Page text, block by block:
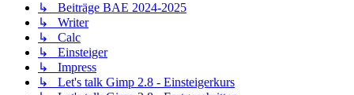
↳ Beiträge BAE 2024-2025
↳ Writer
↳ Calc
↳ Einsteiger
↳ Impress
↳ Let's talk Gimp 2.8 - Einsteigerkurs